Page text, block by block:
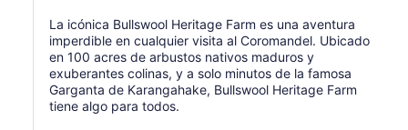
La icónica Bullswool Heritage Farm es una aventura
imperdible en cualquier visita al Coromandel. Ubicado
en 100 acres de arbustos nativos maduros y
exuberantes colinas, y a solo minutos de la famosa
Garganta de Karangahake, Bullswool Heritage Farm
tiene algo para todos.